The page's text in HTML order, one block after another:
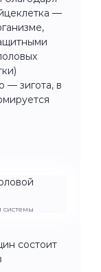
—
— зигота, в
системы
состоит